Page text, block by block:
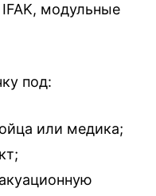
модульные
под:
или медика;